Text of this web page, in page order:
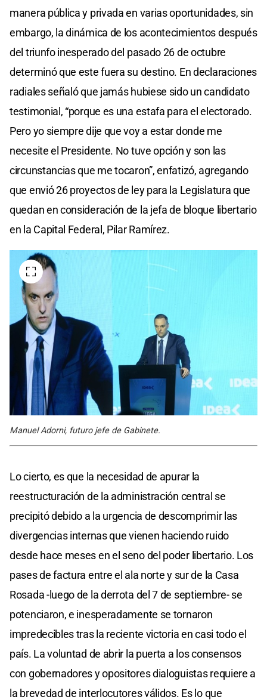
manera pública y privada en varias oportunidades, sin
embargo, la dinámica de los acontecimientos después
del triunfo inesperado del pasado 26 de octubre
determinó que este fuera su destino. En declaraciones
radiales señaló que jamás hubiese sido un candidato
testimonial, “porque es una estafa para el electorado.
Pero yo siempre dije que voy a estar donde me
necesite el Presidente. No tuve opción y son las
circunstancias que me tocaron”, enfatizó, agregando
que envió 26 proyectos de ley para la Legislatura que
quedan en consideración de la jefa de bloque libertario
en la Capital Federal, Pilar Ramírez.
Manuel Adorni, futuro jefe de Gabinete.
Lo cierto, es que la necesidad de apurar la
reestructuración de la administración central se
precipitó debido a la urgencia de descomprimir las
divergencias internas que vienen haciendo ruido
desde hace meses en el seno del poder libertario. Los
pases de factura entre el ala norte y sur de la Casa
Rosada -luego de la derrota del 7 de septiembre- se
potenciaron, e inesperadamente se tornaron
impredecibles tras la reciente victoria en casi todo el
país. La voluntad de abrir la puerta a los consensos
con gobernadores y opositores dialoguistas requiere a
la brevedad de interlocutores válidos. Es lo que